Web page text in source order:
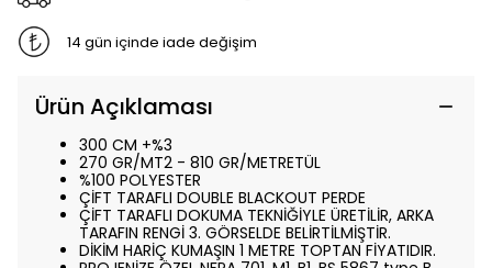
14 gün içinde iade değişim
Ürün Açıklaması
300 CM +%3
270 GR/MT2 - 810 GR/METRETÜL
%100 POLYESTER
ÇİFT TARAFLI DOUBLE BLACKOUT PERDE
ÇİFT TARAFLI DOKUMA TEKNİĞİYLE ÜRETİLİR, ARKA
TARAFIN RENGİ 3. GÖRSELDE BELİRTİLMİŞTİR.
DİKİM HARİÇ KUMAŞIN 1 METRE TOPTAN FİYATIDIR.